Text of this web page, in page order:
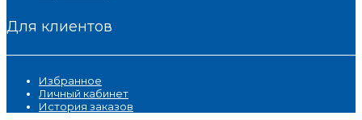
Для клиентов
Избранное
Личный кабинет
История заказов